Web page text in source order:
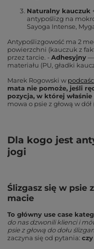
Naturalny kauczuk
antypoślizg na
Sayoga Intense,
Antypoślizgowość ma 2
powierzchni (kauczuk z
przez tarcie. - Adhesyjny—
materiału (PU, gładki
Marek Rogowski w
mata nie pomoże, jeśli
pozycja, w której
mowa o psie z głową w
Dla kogo jest
jogi
Ślizgasz się w psie
macie
To główny use case
do nas dzwonili klienci i
psie z głową do dołu
zaczyna się od pytania: